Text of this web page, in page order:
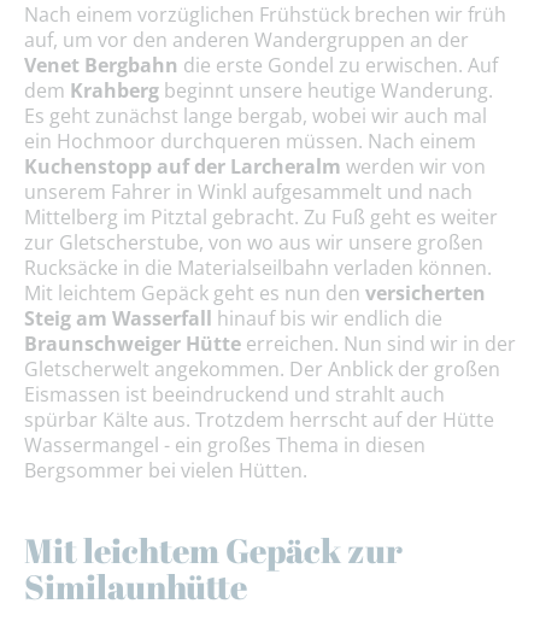
Nach einem vorzüglichen Frühstück brechen wir früh
auf, um vor den anderen Wandergruppen an der
Venet Bergbahn die erste Gondel zu erwischen. Auf
dem Krahberg beginnt unsere heutige Wanderung.
Es geht zunächst lange bergab, wobei wir auch mal
ein Hochmoor durchqueren müssen. Nach einem
Kuchenstopp auf der Larcheralm werden wir von
unserem Fahrer in Winkl aufgesammelt und nach
Mittelberg im Pitztal gebracht. Zu Fuß geht es weiter
zur Gletscherstube, von wo aus wir unsere großen
Rucksäcke in die Materialseilbahn verladen können.
Mit leichtem Gepäck geht es nun den versicherten
Steig am Wasserfall hinauf bis wir endlich die
Braunschweiger Hütte erreichen. Nun sind wir in der
Gletscherwelt angekommen. Der Anblick der großen
Eismassen ist beeindruckend und strahlt auch
spürbar Kälte aus. Trotzdem herrscht auf der Hütte
Wassermangel - ein großes Thema in diesen
Bergsommer bei vielen Hütten.
Mit leichtem Gepäck zur
Similaunhütte